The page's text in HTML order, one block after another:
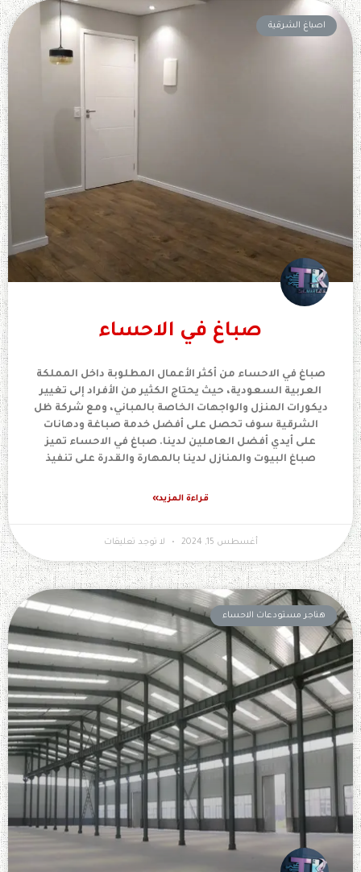
اصباغ الشرقية
صباغ في الاحساء
صباغ في الاحساء من أكثر الأعمال المطلوبة داخل المملكة
العربية السعودية، حيث يحتاج الكثير من الأفراد إلى تغيير
ديكورات المنزل والواجهات الخاصة بالمباني، ومع شركة ظل
الشرقية سوف تحصل على أفضل خدمة صباغة ودهانات
على أيدي أفضل العاملين لدينا. صباغ في الاحساء تميز
صباغ البيوت والمنازل لدينا بالمهارة والقدرة على تنفيذ
قراءة المزيد»
أغسطس 15, 2024 لا توجد تعليقات
هناجر مستودعات الاحساء